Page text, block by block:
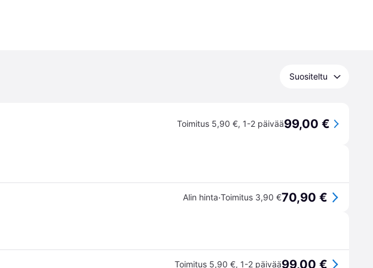
Suositeltu
Toimitus 5,90 €, 1-2 päivää99,00 €
Alin hinta·Toimitus 3,90 €70,90 €
Toimitus 5,90 €, 1-2 päivää99,00 €